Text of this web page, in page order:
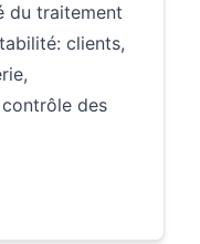
du traitement
clients,
des